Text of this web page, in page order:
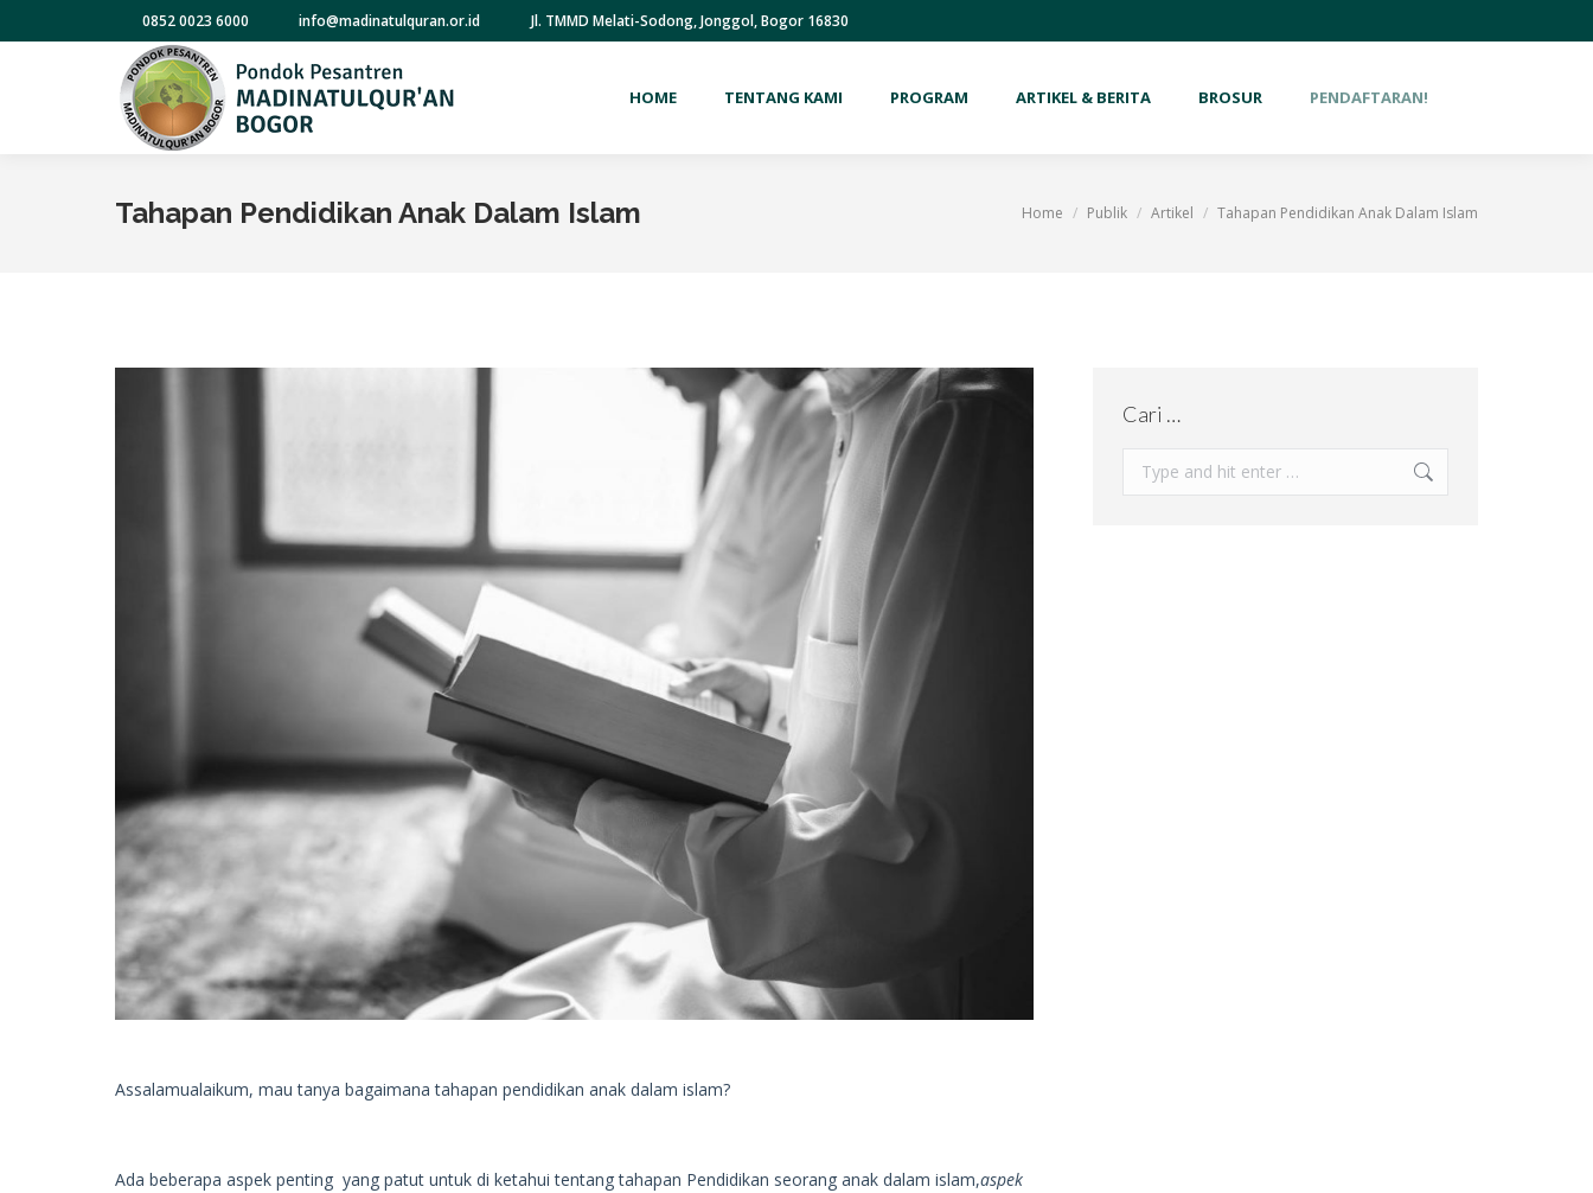
0852 0023 6000 info@madinatulquran.or.id Jl. TMMD Melati-Sodong, Jonggol, Bogor 16830
HOME TENTANG KAMI PROGRAM ARTIKEL & BERITA BROSUR PENDAFTARAN!
Tahapan Pendidikan Anak Dalam Islam You are here:
Home Publik Artikel Tahapan Pendidikan Anak Dalam Islam
Assalamualaikum, mau tanya bagaimana tahapan pendidikan anak dalam islam?
Ada beberapa aspek penting yang patut untuk di ketahui tentang tahapan Pendidikan seorang anak dalam islam,aspek
Cari …